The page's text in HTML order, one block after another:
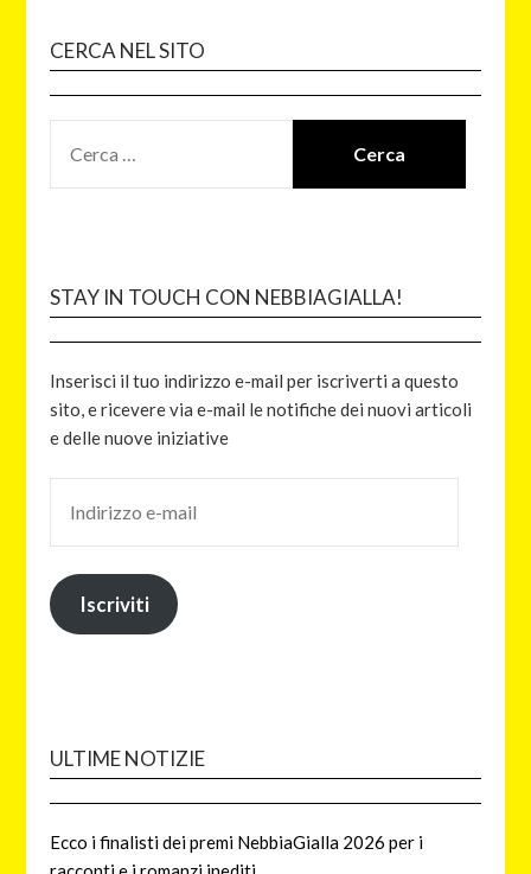
CERCA NEL SITO
STAY IN TOUCH CON NEBBIAGIALLA!
Inserisci il tuo indirizzo e-mail per iscriverti a questo
sito, e ricevere via e-mail le notifiche dei nuovi articoli
e delle nuove iniziative
Iscriviti
ULTIME NOTIZIE
Ecco i finalisti dei premi NebbiaGialla 2026 per i